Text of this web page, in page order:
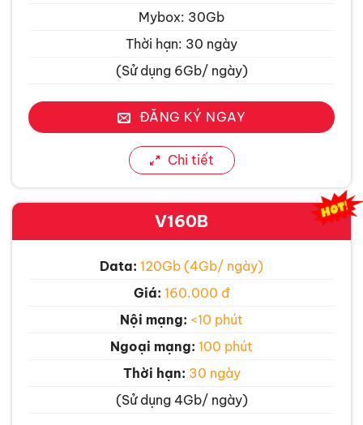
Mybox: 30Gb
Thời hạn: 30 ngày
(Sử dụng 6Gb/ ngày)
ĐĂNG KÝ NGAY
Chi tiết
V160B
Data: 120Gb (4Gb/ ngày)
Giá: 160.000 đ
Nội mạng: <10 phút
Ngoại mạng: 100 phút
Thời hạn: 30 ngày
(Sử dụng 4Gb/ ngày)